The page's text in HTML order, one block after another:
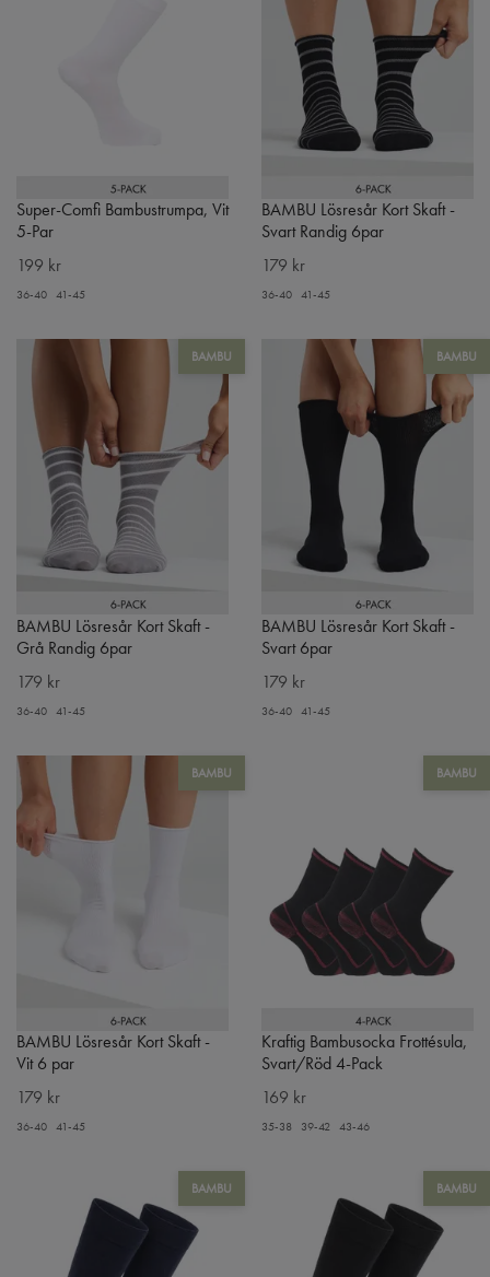
Super-Comfi Bambustrumpa, Vit
5-Par
199 kr
36-40 41-45
BAMBU Lösresår Kort Skaft -
Svart Randig 6par
179 kr
36-40 41-45
BAMBU
BAMBU Lösresår Kort Skaft -
Grå Randig 6par
179 kr
36-40 41-45
BAMBU
BAMBU Lösresår Kort Skaft -
Svart 6par
179 kr
36-40 41-45
BAMBU
BAMBU Lösresår Kort Skaft -
Vit 6 par
179 kr
36-40 41-45
BAMBU
Kraftig Bambusocka Frottésula,
Svart/Röd 4-Pack
169 kr
35-38 39-42 43-46
BAMBU BAMBU